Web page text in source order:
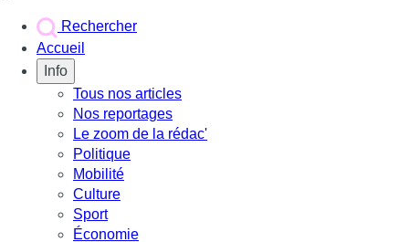
Rechercher
Accueil
Info
Tous nos articles
Nos reportages
Le zoom de la rédac'
Politique
Mobilité
Culture
Sport
Économie